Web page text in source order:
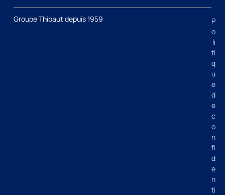
Groupe Thibaut depuis 1959
P
o
li
ti
q
u
e
d
e
c
o
n
fi
d
e
n
ti